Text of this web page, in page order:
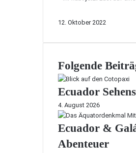
12. Oktober 2022
Folgende
Ecuador
4. August 2026
Ecuador &
Abenteuer